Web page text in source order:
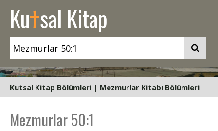
Kutsal Kitap
Kutsal Kitap Bölümleri | Mezmurlar Kitabı Bölümleri
Mezmurlar 50:1